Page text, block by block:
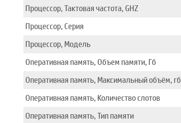
Процессор, Тактовая частота, GHZ
Процессор, Серия
Процессор, Модель
Оперативная память, Объем памяти, Гб
Оперативная память, Максимальный объём, гб
Оперативная память, Количество слотов
Оперативная память, Тип памяти